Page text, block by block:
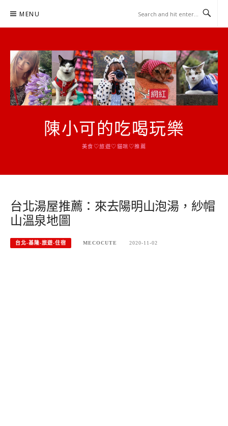
MENU
陳小可的吃喝玩樂
美食♡旅遊♡貓咪♡推薦
台北湯屋推薦：來去陽明山泡湯，紗帽
山溫泉地圖
台北-基隆-旅遊-住宿 MECOCUTE 2020-11-02